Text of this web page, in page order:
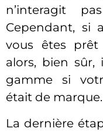
n’interagit
Cependant, si
vous êtes prêt
alors, bien sûr,
gamme si
était de marque.
La dernière